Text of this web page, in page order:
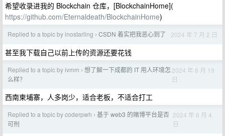
希望收录进我的 Blockchain 仓库，[BlockchainHome](
https://github.com/Eternaldeath/BlockchainHome)
Replied to a topic by inostarling › CSDN 着实把我恶心到了 2024 年 7 月 2 日
甚至我下载自己以前上传的资源还要花钱
Replied to a topic by ivmm › 想了解一下成都的 IT 用人环境怎
么样？
2024 年 6 月 19
日
西南柬埔寨，人多岗少，适合老板，不适合打工
Replied to a topic by coderpwh › 基于 web3 的赌博平台是否
可刑
2024 年 6 月 4
日